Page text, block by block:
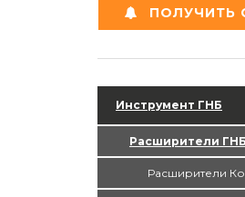
ПОЛУЧИТЬ
Инструмент ГНБ
Расширители ГНБ
Расширители